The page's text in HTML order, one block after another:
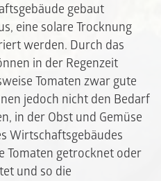
gebaut
eine solare Trocknung
werden. Durch das
in der Regenzeit
Tomaten zwar gute
jedoch nicht den Bedarf
in der Obst und Gemüse
Wirtschaftsgebäudes
Tomaten getrocknet oder
und so die